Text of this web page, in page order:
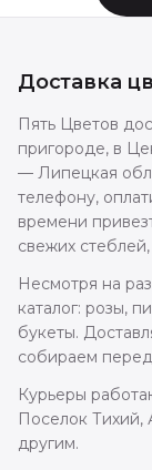
Доставка
Пять Цветов
пригороде, в
— Липецкая
телефону,
времени
свежих стеблей,
Несмотря на
каталог: розы,
букеты.
собираем
Курьеры
Поселок Тихий,
другим.